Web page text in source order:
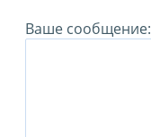
Ваше сообщение: